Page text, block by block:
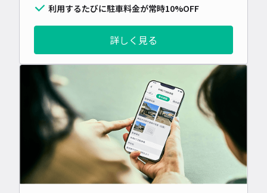
利用するたびに駐車料金が常時10%OFF
詳しく見る